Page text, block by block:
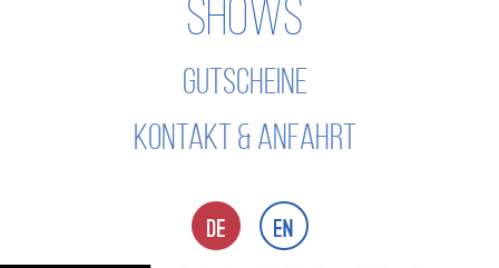
SHOWS
GUTSCHEINE
KONTAKT & ANFAHRT